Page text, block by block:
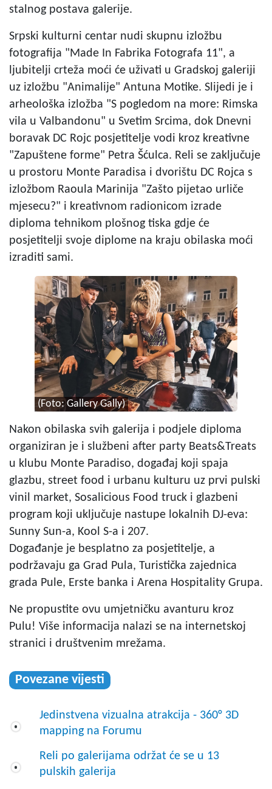
stalnog postava galerije.
Srpski kulturni centar nudi skupnu izložbu
fotografija "Made In Fabrika Fotografa 11", a
ljubitelji crteža moći će uživati u Gradskoj galeriji
uz izložbu "Animalije" Antuna Motike. Slijedi je i
arheološka izložba "S pogledom na more: Rimska
vila u Valbandonu" u Svetim Srcima, dok Dnevni
boravak DC Rojc posjetitelje vodi kroz kreativne
"Zapuštene forme" Petra Šćulca. Reli se zaključuje
u prostoru Monte Paradisa i dvorištu DC Rojca s
izložbom Raoula Marinija "Zašto pijetao urliče
mjesecu?" i kreativnom radionicom izrade
diploma tehnikom plošnog tiska gdje će
posjetitelji svoje diplome na kraju obilaska moći
izraditi sami.
(Foto: Gallery Gally)
Nakon obilaska svih galerija i podjele diploma
organiziran je i službeni after party Beats&Treats
u klubu Monte Paradiso, događaj koji spaja
glazbu, street food i urbanu kulturu uz prvi pulski
vinil market, Sosalicious Food truck i glazbeni
program koji uključuje nastupe lokalnih DJ-eva:
Sunny Sun-a, Kool S-a i 207.
Događanje je besplatno za posjetitelje, a
podržavaju ga Grad Pula, Turistička zajednica
grada Pule, Erste banka i Arena Hospitality Grupa.
Ne propustite ovu umjetničku avanturu kroz
Pulu! Više informacija nalazi se na internetskoj
stranici i društvenim mrežama.
Povezane vijesti
Jedinstvena vizualna atrakcija - 360° 3D
mapping na Forumu
Reli po galerijama održat će se u 13
pulskih galerija